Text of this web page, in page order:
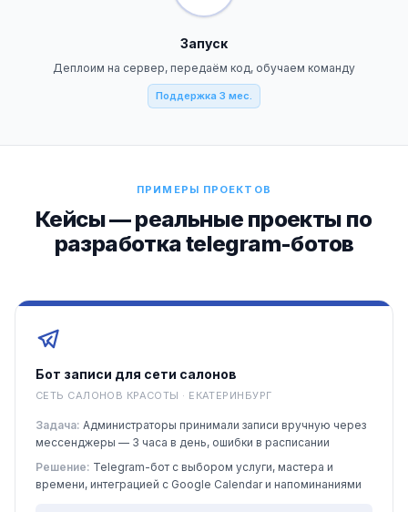
Запуск
Деплоим на сервер, передаём код, обучаем команду
Поддержка 3 мес.
ПРИМЕРЫ ПРОЕКТОВ
Кейсы — реальные проекты по
разработка telegram-ботов
Бот записи для сети салонов
СЕТЬ САЛОНОВ КРАСОТЫ · ЕКАТЕРИНБУРГ
Задача: Администраторы принимали записи вручную через
мессенджеры — 3 часа в день, ошибки в расписании
Решение: Telegram-бот с выбором услуги, мастера и
времени, интеграцией с Google Calendar и напоминаниями